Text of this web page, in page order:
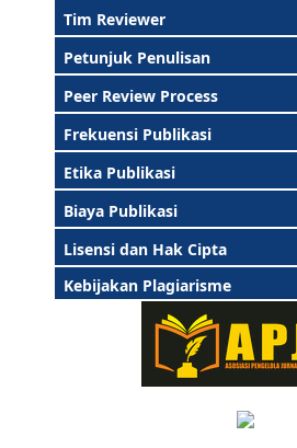
Tim Reviewer
Petunjuk Penulisan
Peer Review Process
Frekuensi Publikasi
Etika Publikasi
Biaya Publikasi
Lisensi dan Hak Cipta
Kebijakan Plagiarisme